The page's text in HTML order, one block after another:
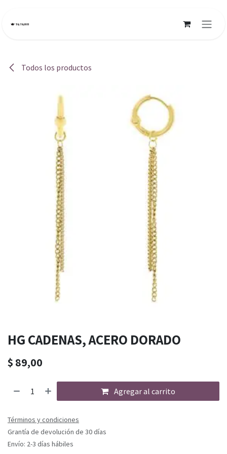
Todos los productos
HG CADENAS, ACERO DORADO
$ 89,00
Agregar al carrito
Términos y condiciones
Grantía de devolución de 30 días
Envío: 2-3 días hábiles